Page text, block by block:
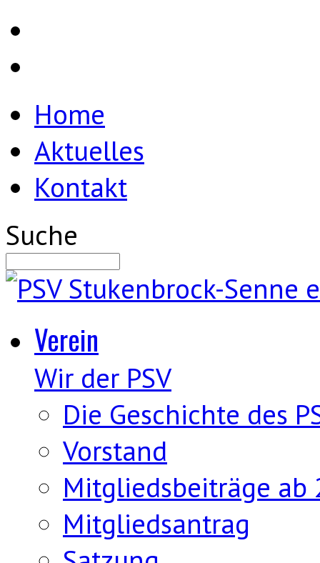
Home
Aktuelles
Kontakt
Suche
Verein
Wir der PSV
Die Geschichte des
Vorstand
Mitgliedsbeiträge ab
Mitgliedsantrag